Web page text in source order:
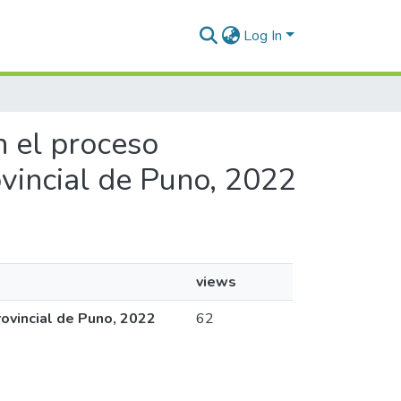
Log In
el proceso
de Puno, 2022
views
de Puno, 2022
62